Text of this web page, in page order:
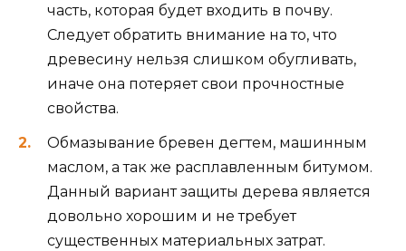
часть, которая будет входить в почву.
Следует обратить внимание на то, что
древесину нельзя слишком обугливать,
иначе она потеряет свои прочностные
свойства.
Обмазывание бревен дегтем, машинным
маслом, а так же расплавленным битумом.
Данный вариант защиты дерева является
довольно хорошим и не требует
существенных материальных затрат.